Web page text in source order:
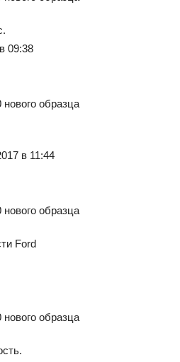
09:38
в 11:44
Ford